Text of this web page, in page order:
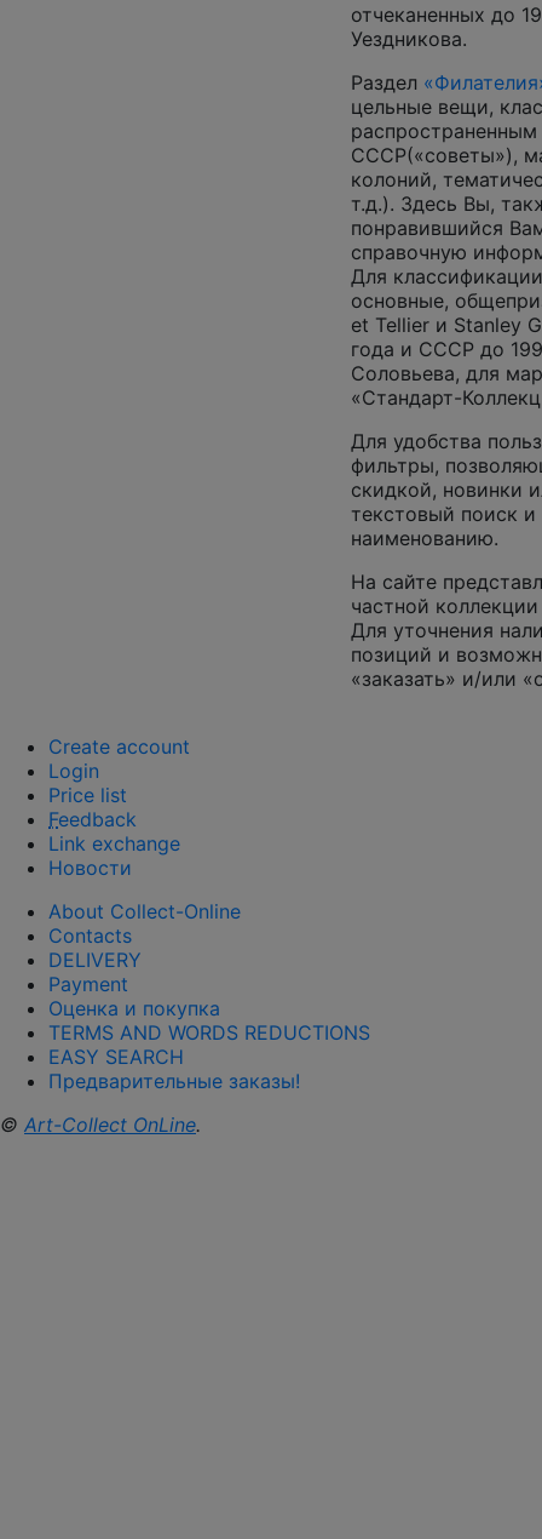
отчеканенных до
Уездникова.
Раздел
цельные вещи,
СССР(«советы»),
колоний,
т.д.). Здесь Вы,
понравившийся
справочную
Для
основные,
et Tellier и Stanley
года и СССР до
Соловьева, для
«Стандарт-
Для удобства
фильтры,
скидкой, новинки
текстовый поиск
наименованию.
На сайте
частной
Для уточнения
позиций и
«заказать» и/или
Create account
Login
Price list
Feedback
Link exchange
Новости
About Collect-Online
Contacts
DELIVERY
Payment
Оценка и покупка
TERMS AND WORDS REDUCTIONS
EASY SEARCH
Предварительные заказы!
© Art-Collect OnLine.